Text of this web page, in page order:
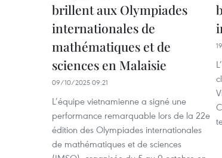
brillent aux Olympiades
internationales de
mathématiques et de
sciences en Malaisie
09/10/2025 09:21
L’équipe vietnamienne a signé une
performance remarquable lors de la 22e
édition des Olympiades internationales
de mathématiques et de sciences